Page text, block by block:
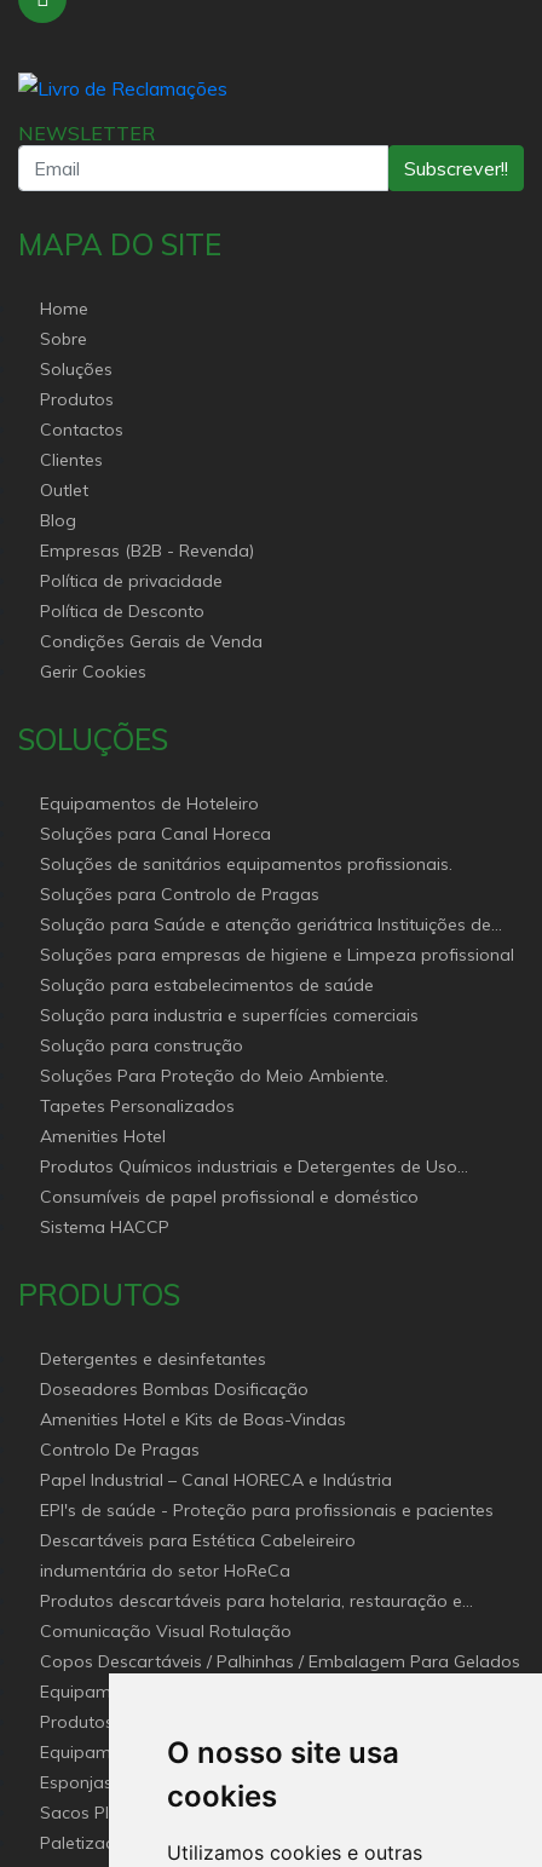
O nosso site usa
cookies
Utilizamos cookies e outras
NEWSLETTER
Subscrever!!
MAPA DO SITE
Home
Sobre
Soluções
Produtos
Contactos
Clientes
Outlet
Blog
Empresas (B2B - Revenda)
Política de privacidade
Política de Desconto
Condições Gerais de Venda
Gerir Cookies
SOLUÇÕES
Equipamentos de Hoteleiro
Soluções para Canal Horeca
Soluções de sanitários equipamentos profissionais.
Soluções para Controlo de Pragas
Solução para Saúde e atenção geriátrica Instituições de
Apoio Social
Soluções para empresas de higiene e Limpeza profissional
Solução para estabelecimentos de saúde
Solução para industria e superfícies comerciais
Solução para construção
Soluções Para Proteção do Meio Ambiente.
Tapetes Personalizados
Amenities Hotel
Produtos Químicos industriais e Detergentes de Uso
Profissional e doméstico
Consumíveis de papel profissional e doméstico
Sistema HACCP
PRODUTOS
Detergentes e desinfetantes
Doseadores Bombas Dosificação
Amenities Hotel e Kits de Boas-Vindas
Controlo De Pragas
Papel Industrial – Canal HORECA e Indústria
EPI's de saúde - Proteção para profissionais e pacientes
Descartáveis para Estética Cabeleireiro
indumentária do setor HoReCa
Produtos descartáveis para hotelaria, restauração e
catering (Canal Horeca)
Comunicação Visual Rotulação
Copos Descartáveis / Palhinhas / Embalagem Para Gelados
Equipamentos para Setor - Hotelaria e Restauração
(Horeca)
Produtos e utensílios Detetaveis para a Indústria Alimentar
Equipamentos e Utensílios de Limpeza
Esponjas esfregões inox e Fibras (Disco de limpeza)
industriais
Sacos Plástico e Mangas de lavandaria Industrial
Paletização e embalagem industrial